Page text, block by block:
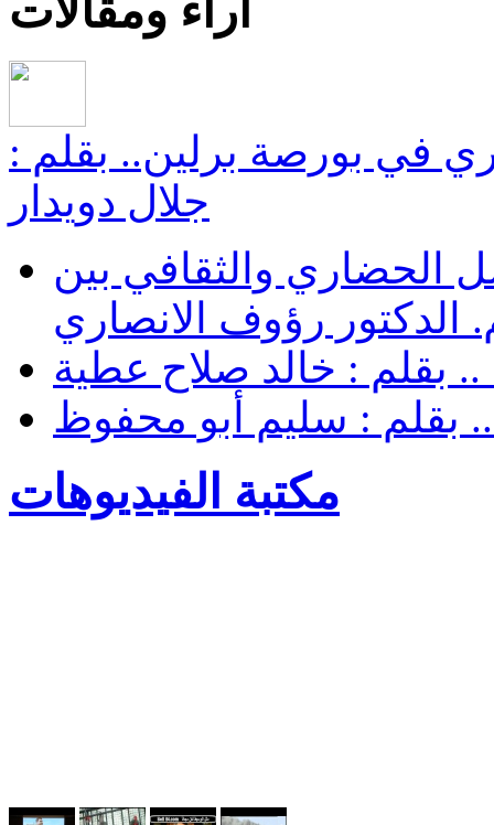
أراء ومقالات
في بورصة برلين.. بقلم :
جلال دويدار
الحضاري والثقافي بين
الدكتور رؤوف الانصاري
بقلم : خالد صلاح عطية
بقلم : سليم أبو محفوظ
مكتبة الفيديوهات